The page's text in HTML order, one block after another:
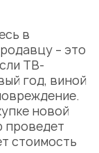
в
– это
ТВ-
год, виной
новой
проведет
стоимость